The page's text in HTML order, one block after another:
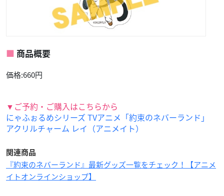
商品概要
価格:660円
▼ご予約・ご購入はこちらから
にゃふぉるめシリーズ TVアニメ「約束のネバーランド」
アクリルチャーム レイ（アニメイト）
関連商品
『約束のネバーランド』最新グッズ一覧をチェック！【アニメ
イトオンラインショップ】